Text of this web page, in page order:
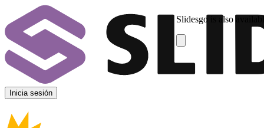
Slidesgo is also
Inicia sesión